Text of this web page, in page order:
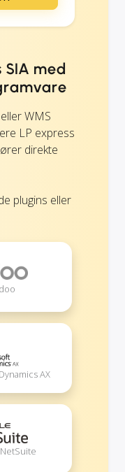
SIA med
WMS
LP express
direkte
plugins eller
AX